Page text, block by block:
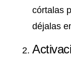
córtalas
déjalas